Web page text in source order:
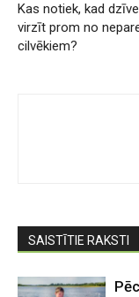
Kas notiek, kad
virzīt prom no
cilvēkiem?
SAISTĪTIE RAKSTI